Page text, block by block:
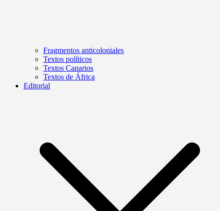
Fragmentos anticoloniales
Textos políticos
Textos Canarios
Textos de África
Editorial